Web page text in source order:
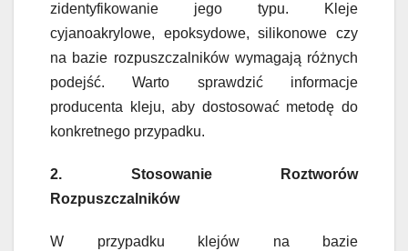
zidentyfikowanie jego typu. Kleje
cyjanoakrylowe, epoksydowe, silikonowe czy
na bazie rozpuszczalników wymagają różnych
podejść. Warto sprawdzić informacje
producenta kleju, aby dostosować metodę do
konkretnego przypadku.
2. Stosowanie Roztworów
Rozpuszczalników
W przypadku klejów na bazie